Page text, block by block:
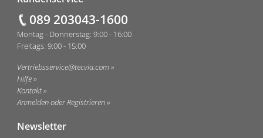
089 203043-1600
Montag - Donnerstag: 9:00 - 16:00
Freitags: 9:00 - 15:00
Vertriebsservice@tecvia.com
Hilfe
Kontakt
Anmelden oder Registrieren
Newsletter